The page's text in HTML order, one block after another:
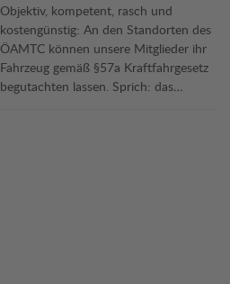
Objektiv, kompetent, rasch und
kostengünstig: An den Standorten des
ÖAMTC können unsere Mitglieder ihr
Fahrzeug gemäß §57a Kraftfahrgesetz
begutachten lassen. Sprich: das